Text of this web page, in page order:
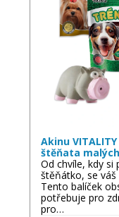
Akinu
štěňata
Od chvíle, kdy
štěňátko, se
Tento balíček
potřebuje pro
pro…